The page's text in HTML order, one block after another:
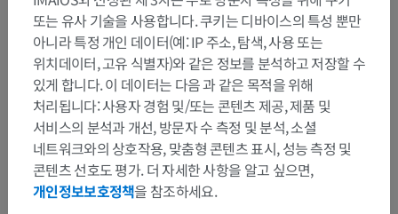
또는 유사 기술을 사용합니다. 쿠키는 디바이스의 특성 뿐만
아니라 특정 개인 데이터(예: IP 주소, 탐색, 사용 또는
위치데이터, 고유 식별자)와 같은 정보를 분석하고 저장할 수
있게 합니다. 이 데이터는 다음 과 같은 목적을 위해
처리됩니다: 사용자 경험 및/또는 콘텐츠 제공, 제품 및
서비스의 분석과 개선, 방문자 수 측정 및 분석, 소셜
네트워크와의 상호작용, 맞춤형 콘텐츠 표시, 성능 측정 및
콘텐츠 선호도 평가. 더 자세한 사항을 알고 싶으면,
개인정보보호정책을 참조하세요.